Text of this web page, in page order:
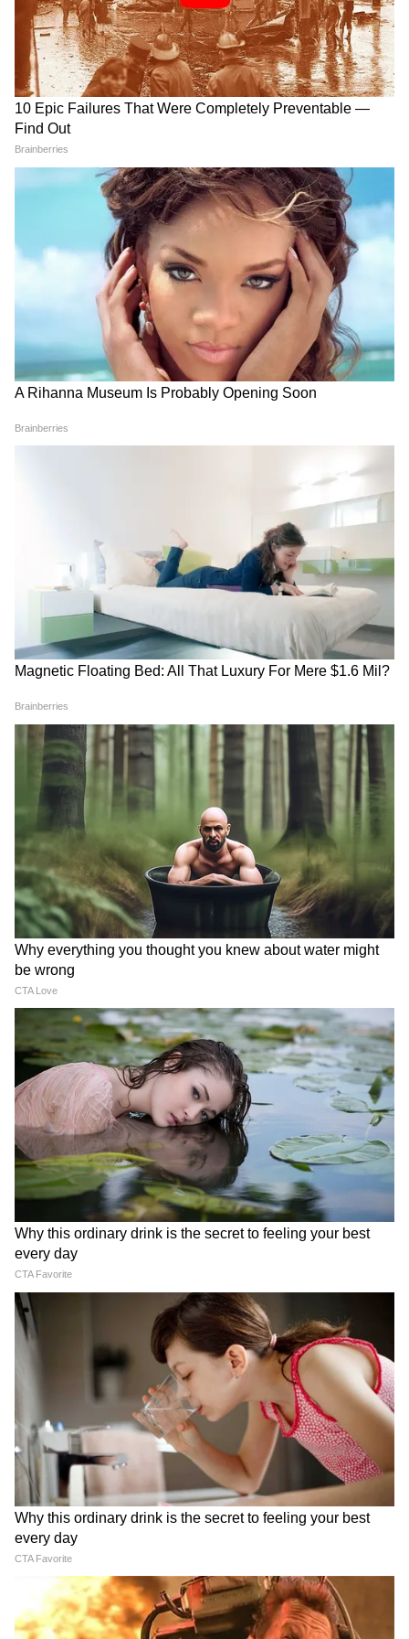
फायदा, 5 राशियों को होगा धन
लाभ-नौकरी में प्रमोशन
परेशान, पढ़ें 9 अगस्त 2026 का
राशिफल
LATEST VIDEOS
Modi in IIT Delhi: '1 लाख करोड़..अंग्रेजी में
बोलूं', देश के युवाओं को Modi ने दिया बहुत बड़ा
टास्क
देर रात Rishabh Pant की इस शिकायत पर
CM Pushkar Dhami की पहली प्रतिक्रिया